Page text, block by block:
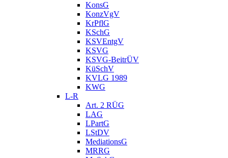
KonsG
KonzVgV
KrPflG
KSchG
KSVEntgV
KSVG
KSVG-BeitrÜV
KüSchV
KVLG 1989
KWG
L-R
Art. 2 RÜG
LAG
LPartG
LStDV
MediationsG
MRRG